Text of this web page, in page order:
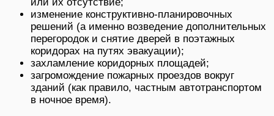
или их отсутствие;
изменение конструктивно-планировочных
решений (а именно возведение дополнительных
перегородок и снятие дверей в поэтажных
коридорах на путях эвакуации);
захламление коридорных площадей;
загромождение пожарных проездов вокруг
зданий (как правило, частным автотранспортом
в ночное время).